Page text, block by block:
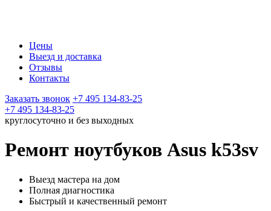
Цены
Выезд и доставка
Отзывы
Контакты
Заказать звонок +7 495 134-83-25
+7 495 134-83-25
круглосуточно и без выходных
Ремонт ноутбуков Asus k53sv
Выезд мастера на дом
Полная диагностика
Быстрый и качественный ремонт